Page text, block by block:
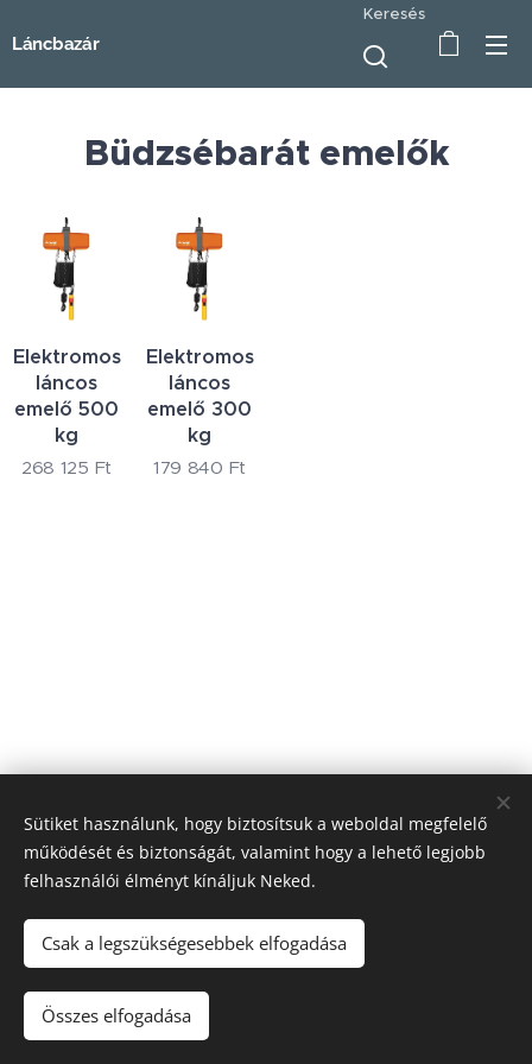
Láncbazár
Keresés
Büdzsébarát emelők
Elektromos
láncos
emelő 500
kg
268 125 Ft
Elektromos
láncos
emelő 300
kg
179 840 Ft
© 2024 Minden jog fenntartva
A láncszakértő
Az oldalt a
Webnode
Sütiket használunk, hogy biztosítsuk a weboldal megfelelő
működését és biztonságát, valamint hogy a lehető legjobb
felhasználói élményt kínáljuk Neked.
Csak a legszükségesebbek elfogadása
Összes elfogadása